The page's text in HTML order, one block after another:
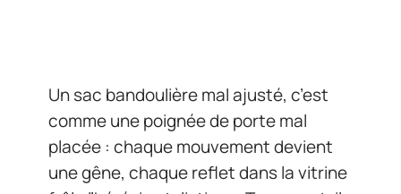
Un sac bandoulière mal ajusté, c’est
comme une poignée de porte mal
placée : chaque mouvement devient
une gêne, chaque reflet dans la vitrine